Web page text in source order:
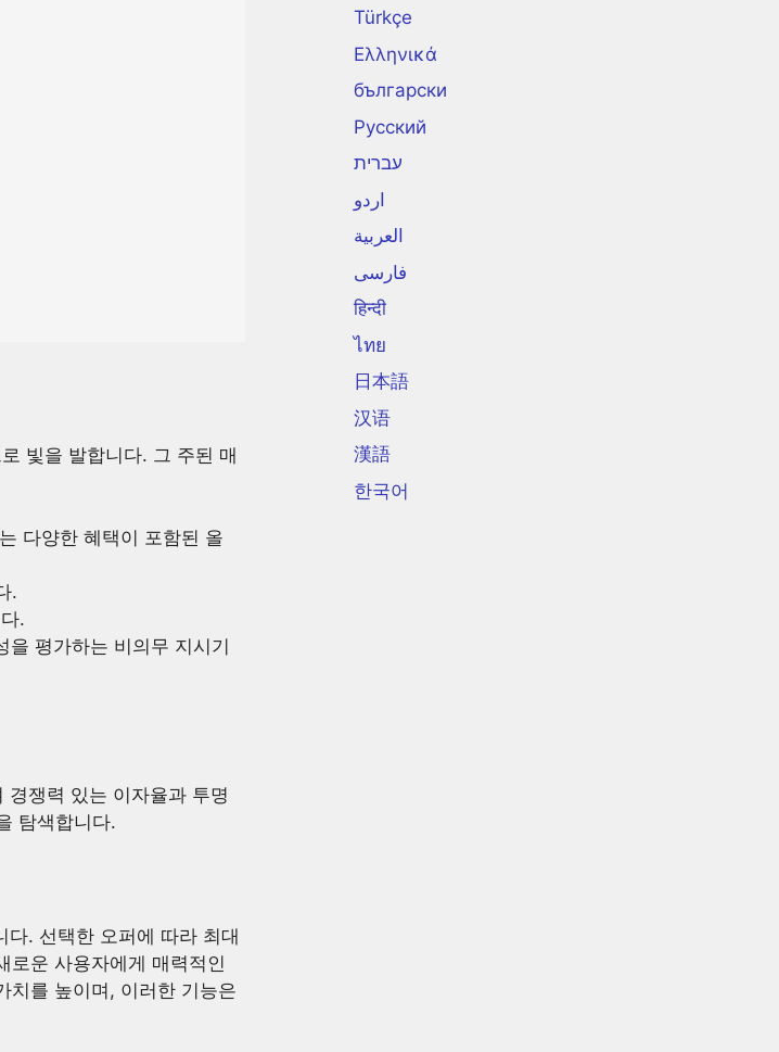
빛을 발합니다. 그 주된 매
다양한 혜택이 포함된 올
.
.
을 평가하는 비의무 지시기
쟁력 있는 이자율과 투명
탐색합니다.
. 선택한 오퍼에 따라 최대
로운 사용자에게 매력적인
치를 높이며, 이러한 기능은
Türkçe
Ελληνικά
български
Русский
עברית
اردو
العربية
فارسی
हिन्दी
ไทย
日本語
汉语
漢語
한국어